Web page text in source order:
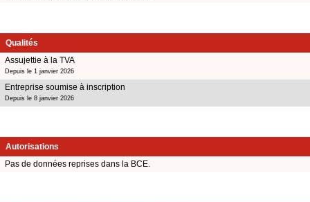
Qualités
Assujettie à la TVA
Depuis le 1 janvier 2026
Entreprise soumise à inscription
Depuis le 8 janvier 2026
Autorisations
Pas de données reprises dans la BCE.